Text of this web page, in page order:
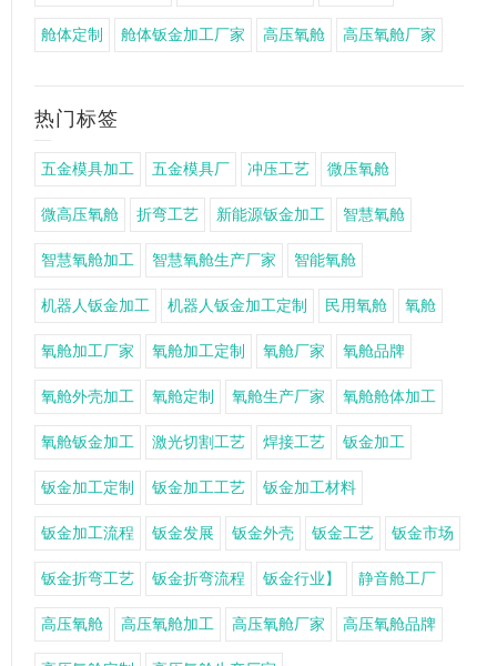
舱体定制 舱体钣金加工厂家 高压氧舱 高压氧舱厂家
热门标签
五金模具加工 五金模具厂 冲压工艺 微压氧舱
微高压氧舱 折弯工艺 新能源钣金加工 智慧氧舱
智慧氧舱加工 智慧氧舱生产厂家 智能氧舱
机器人钣金加工 机器人钣金加工定制 民用氧舱 氧舱
氧舱加工厂家 氧舱加工定制 氧舱厂家 氧舱品牌
氧舱外壳加工 氧舱定制 氧舱生产厂家 氧舱舱体加工
氧舱钣金加工 激光切割工艺 焊接工艺 钣金加工
钣金加工定制 钣金加工工艺 钣金加工材料
钣金加工流程 钣金发展 钣金外壳 钣金工艺 钣金市场
钣金折弯工艺 钣金折弯流程 钣金行业】 静音舱工厂
高压氧舱 高压氧舱加工 高压氧舱厂家 高压氧舱品牌